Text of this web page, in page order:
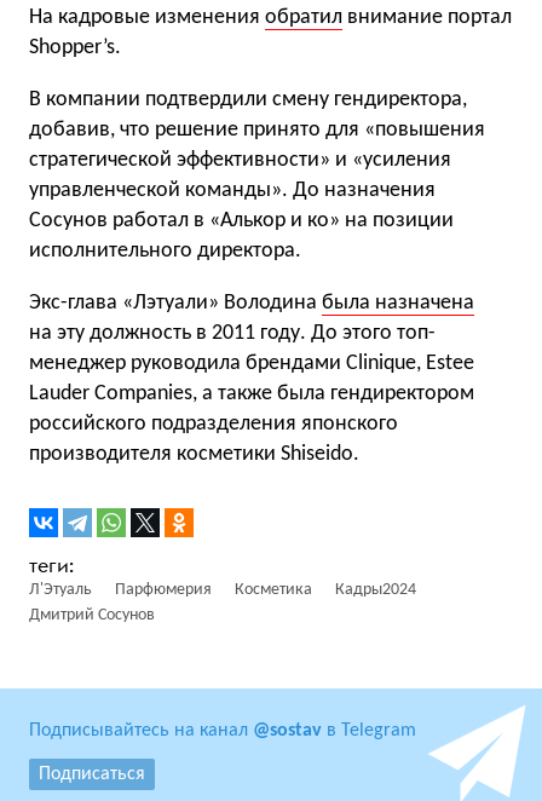
На кадровые изменения обратил внимание портал
Shopper’s.
В компании подтвердили смену гендиректора,
добавив, что решение принято для «повышения
стратегической эффективности» и «усиления
управленческой команды». До назначения
Сосунов работал в «Алькор и ко» на позиции
исполнительного директора.
Экс-глава «Лэтуали» Володина была назначена
на эту должность в 2011 году. До этого топ-
менеджер руководила брендами Clinique, Estee
Lauder Companies, а также была гендиректором
российского подразделения японского
производителя косметики Shiseido.
Л'Этуаль Парфюмерия Косметика
Кадры2024
Дмитрий Сосунов
Подписывайтесь на канал @sostav в Telegram
Подписаться